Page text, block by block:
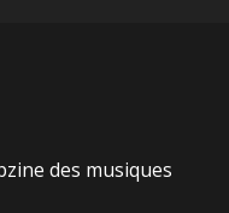
des musiques